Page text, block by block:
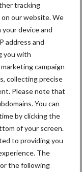
tracking
our website. We
device and
address and
you with
campaign
collecting precise
Please note that
You can
by clicking the
of your screen.
to providing you
The
the following
nieuws